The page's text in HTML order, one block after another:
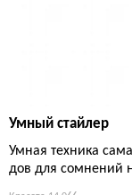
Умный стайлер
Умная техника
дов для сомнений